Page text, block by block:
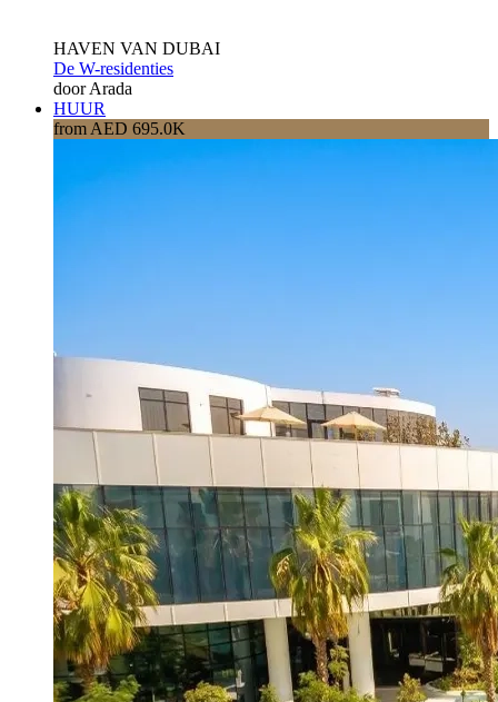
HAVEN VAN DUBAI
De W-residenties
door Arada
HUUR
from AED 695.0K